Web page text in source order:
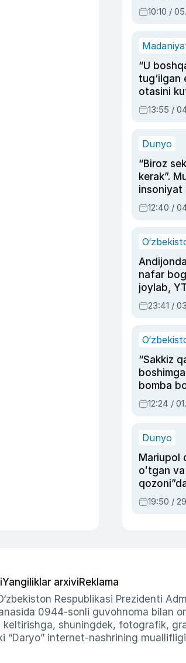
hukmi
10:10 /
“U
tug‘ilgan
otasini
dublyaj
13:55 /
Dunyo
“Biroz
kerak”.
insoniyat
intellektni
olmay
12:40 /
nafar
joylab,
ayolga
23:41 /
“Sakkiz
bomba
Oripovni
12:24 /
Dunyo
Mariupol
oʻtgan
armiyasi
19:50 /
Yangiliklar arxiviReklama
Respublikasi Prezidenti
0944-sonli guvohnoma bilan
keltirishga, shuningdek, fotografik,
internet-nashrining